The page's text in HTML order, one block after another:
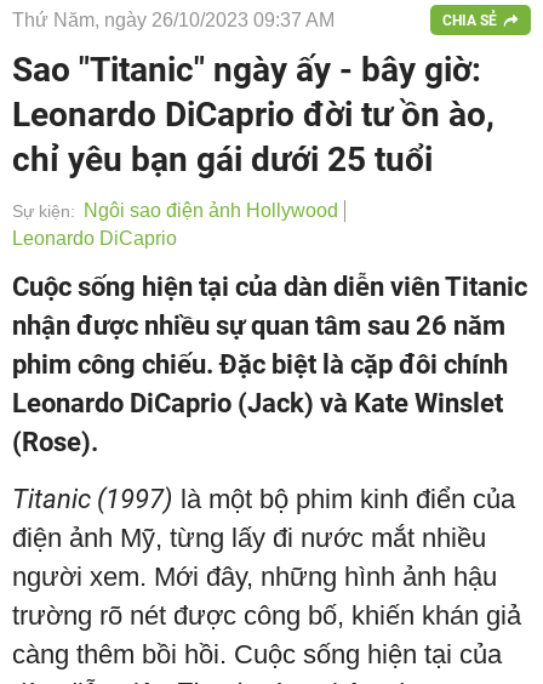
Thứ Năm, ngày 26/10/2023 09:37 AM CHIA SẺ
Sao "Titanic" ngày ấy - bây giờ:
Leonardo DiCaprio đời tư ồn ào,
chỉ yêu bạn gái dưới 25 tuổi
Sự kiện:
Ngôi sao điện ảnh Hollywood
Leonardo DiCaprio
Cuộc sống hiện tại của dàn diễn viên Titanic
nhận được nhiều sự quan tâm sau 26 năm
phim công chiếu. Đặc biệt là cặp đôi chính
Leonardo DiCaprio (Jack) và Kate Winslet
(Rose).
Titanic (1997) là một bộ phim kinh điển của
điện ảnh Mỹ, từng lấy đi nước mắt nhiều
người xem. Mới đây, những hình ảnh hậu
trường rõ nét được công bố, khiến khán giả
càng thêm bồi hồi. Cuộc sống hiện tại của